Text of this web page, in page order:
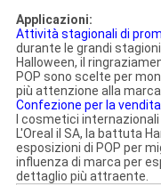
Applicazioni:
Attività stagionali di
durante le grandi
Halloween, il
POP sono scelte per
più attenzione alla
Confezione per la
I cosmetici internazionali
L'Oreal il SA, la battuta
esposizioni di POP per
influenza di marca per
dettaglio più attraente.